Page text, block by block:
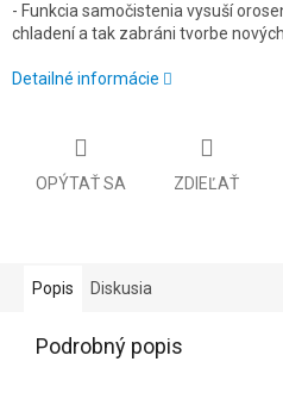
- Funkcia samočistenia vysuší
chladení a tak zabráni tvorbe
Detailné informácie
OPÝTAŤ SA ZDIEĽAŤ
Popis Diskusia
Podrobný popis